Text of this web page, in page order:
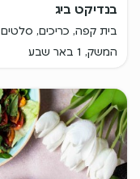
בנדיקט ביג
בית קפה, כריכים, סלטים
המשק, 1 באר שבע